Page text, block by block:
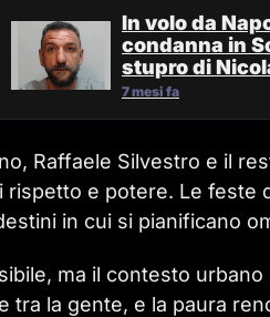
In volo da
condanna in
stupro di
7 mesi fa
Raffaele Silvestro e il
e potere. Le feste
in cui si pianificano
ma il contesto urbano
tra la gente, e la paura